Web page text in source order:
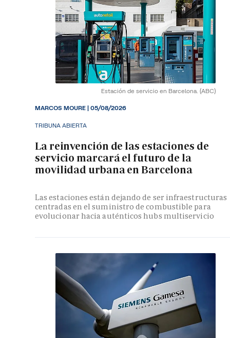
Estación de servicio en Barcelona. (ABC)
TRIBUNA ABIERTA
La reinvención de las estaciones de
servicio marcará el futuro de la
movilidad urbana en Barcelona
Las estaciones están dejando de ser infraestructuras
centradas en el suministro de combustible para
evolucionar hacia auténticos hubs multiservicio
MARCOS MOURE |05/08/2026